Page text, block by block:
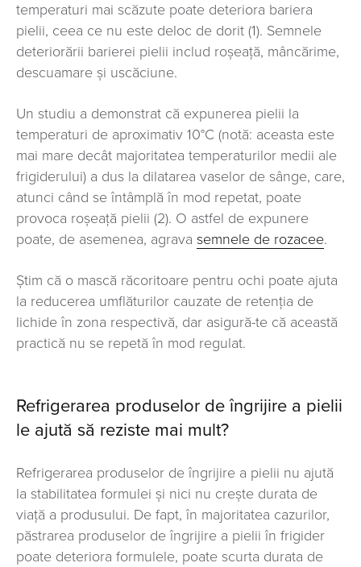
temperaturi mai scăzute poate deteriora bariera
pielii, ceea ce nu este deloc de dorit (1). Semnele
deteriorării barierei pielii includ roșeață, mâncărime,
descuamare și uscăciune.
Un studiu a demonstrat că expunerea pielii la
temperaturi de aproximativ 10°C (notă: aceasta este
mai mare decât majoritatea temperaturilor medii ale
frigiderului) a dus la dilatarea vaselor de sânge, care,
atunci când se întâmplă în mod repetat, poate
provoca roșeață pielii (2). O astfel de expunere
poate, de asemenea, agrava semnele de rozacee.
Știm că o mască răcoritoare pentru ochi poate ajuta
la reducerea umflăturilor cauzate de retenția de
lichide în zona respectivă, dar asigură-te că această
practică nu se repetă în mod regulat.
Refrigerarea produselor de îngrijire a pielii
le ajută să reziste mai mult?
Refrigerarea produselor de îngrijire a pielii nu ajută
la stabilitatea formulei și nici nu crește durata de
viață a produsului. De fapt, în majoritatea cazurilor,
păstrarea produselor de îngrijire a pielii în frigider
poate deteriora formulele, poate scurta durata de